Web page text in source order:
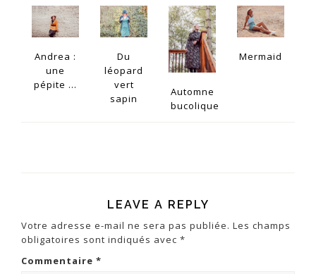
Andrea :
une
pépite ...
Du
léopard
vert
sapin
Automne
bucolique
Mermaid
LEAVE A REPLY
Votre adresse e-mail ne sera pas publiée. Les champs
obligatoires sont indiqués avec *
Commentaire *